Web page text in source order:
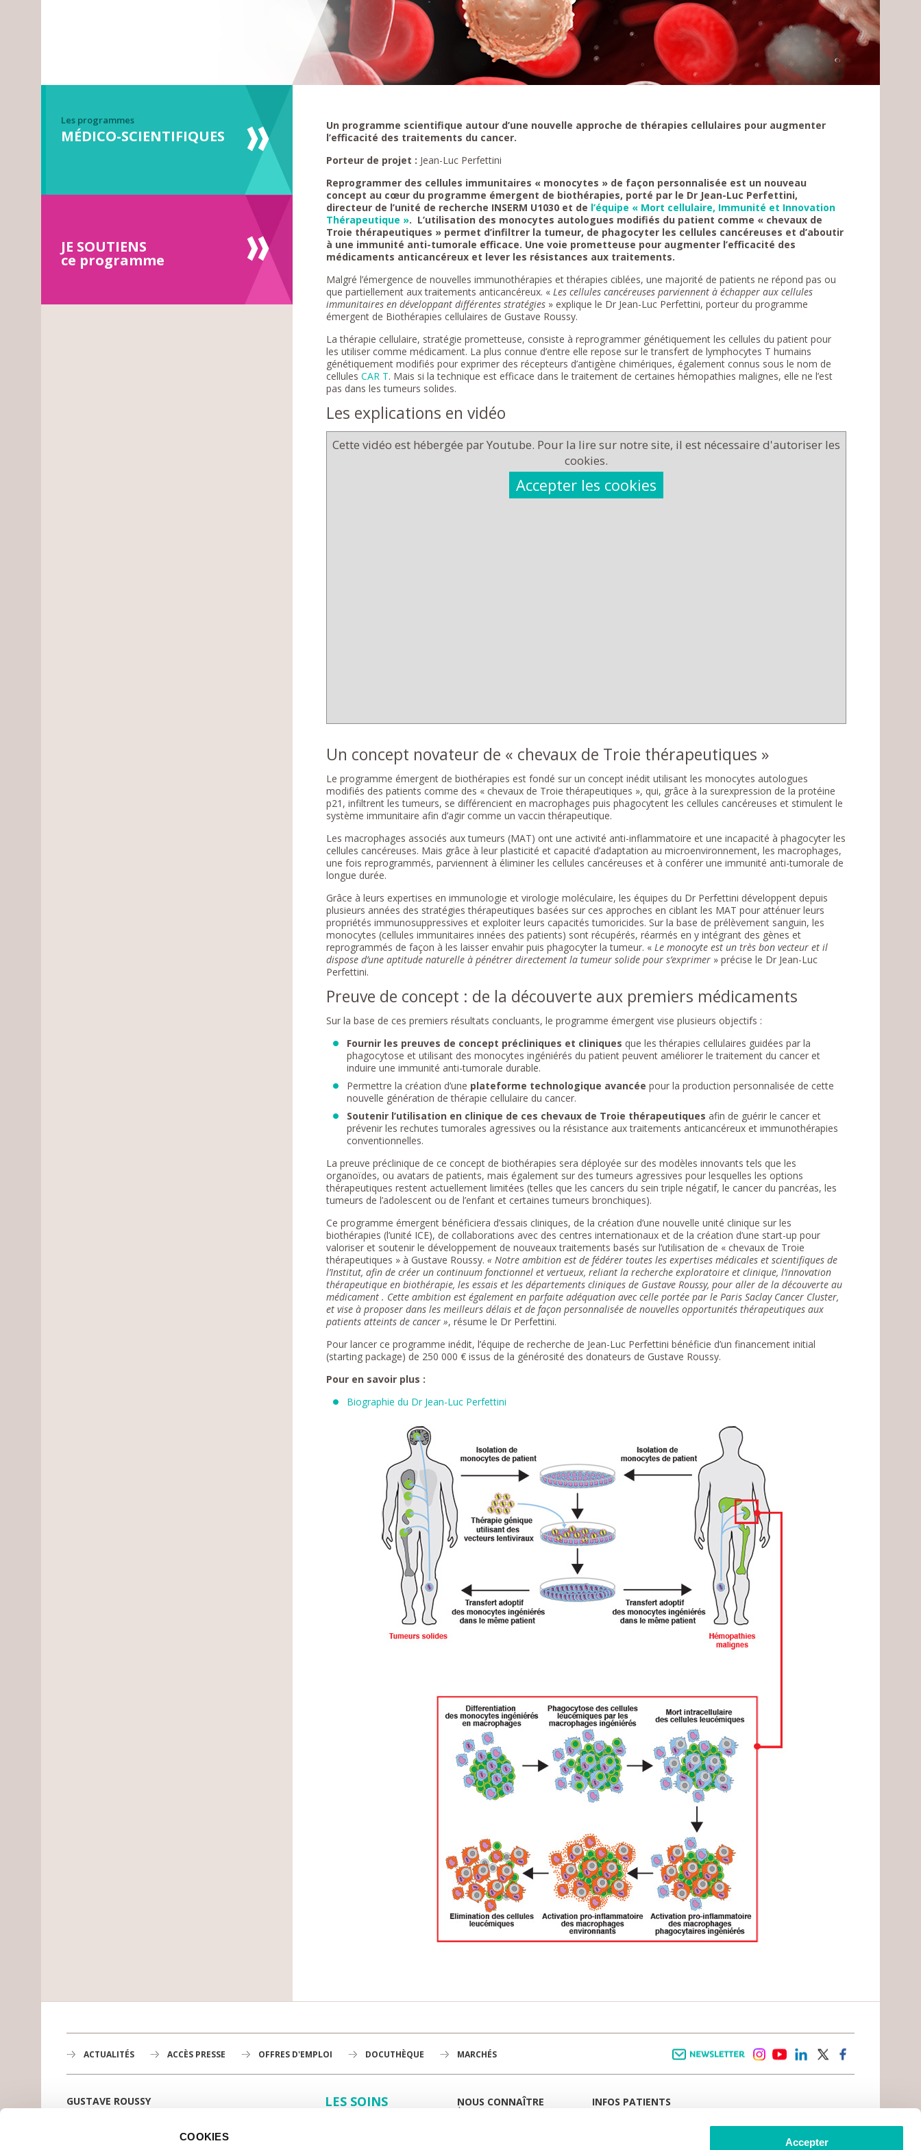
COOKIES Accepter
Les programmes
MÉDICO-SCIENTIFIQUES
JE SOUTIENS
ce programme
Un programme scientifique autour d’une nouvelle approche de thérapies cellulaires pour augmenter
l’efficacité des traitements du cancer.
Porteur de projet : Jean-Luc Perfettini
Reprogrammer des cellules immunitaires « monocytes » de façon personnalisée est un nouveau
concept au cœur du programme émergent de biothérapies, porté par le Dr Jean-Luc Perfettini,
directeur de l’unité de recherche INSERM U1030 et de l’équipe « Mort cellulaire, Immunité et Innovation
Thérapeutique ». L’utilisation des monocytes autologues modifiés du patient comme « chevaux de
Troie thérapeutiques » permet d’infiltrer la tumeur, de phagocyter les cellules cancéreuses et d’aboutir
à une immunité anti-tumorale efficace. Une voie prometteuse pour augmenter l’efficacité des
médicaments anticancéreux et lever les résistances aux traitements.
Malgré l’émergence de nouvelles immunothérapies et thérapies ciblées, une majorité de patients ne répond pas ou
que partiellement aux traitements anticancéreux. « Les cellules cancéreuses parviennent à échapper aux cellules
immunitaires en développant différentes stratégies » explique le Dr Jean-Luc Perfettini, porteur du programme
émergent de Biothérapies cellulaires de Gustave Roussy.
La thérapie cellulaire, stratégie prometteuse, consiste à reprogrammer génétiquement les cellules du patient pour
les utiliser comme médicament. La plus connue d’entre elle repose sur le transfert de lymphocytes T humains
génétiquement modifiés pour exprimer des récepteurs d’antigène chimériques, également connus sous le nom de
cellulesCAR T. Mais si la technique est efficace dans le traitement de certaines hémopathies malignes, elle ne l’est
pas dans les tumeurs solides.
Les explications en vidéo
Cette vidéo est hébergée par Youtube. Pour la lire sur notre site, il est nécessaire d'autoriser les
cookies.
Accepter les cookies
Un concept novateur de « chevaux de Troie thérapeutiques »
Le programme émergent de biothérapies est fondé sur un concept inédit utilisant les monocytes autologues
modifiés des patients comme des « chevaux de Troie thérapeutiques », qui, grâce à la surexpression de la protéine
p21, infiltrent les tumeurs, se différencient en macrophages puis phagocytent les cellules cancéreuses et stimulent le
système immunitaire afin d’agir comme un vaccin thérapeutique.
Les macrophages associés aux tumeurs (MAT) ont une activité anti-inflammatoire et une incapacité à phagocyter les
cellules cancéreuses. Mais grâce à leur plasticité et capacité d’adaptation au microenvironnement, les macrophages,
une fois reprogrammés, parviennent à éliminer les cellules cancéreuses et à conférer une immunité anti-tumorale de
longue durée.
Grâce à leurs expertises en immunologie et virologie moléculaire, les équipes du Dr Perfettini développent depuis
plusieurs années des stratégies thérapeutiques basées sur ces approches en ciblant les MAT pour atténuer leurs
propriétés immunosuppressives et exploiter leurs capacités tumoricides. Sur la base de prélèvement sanguin, les
monocytes (cellules immunitaires innées des patients) sont récupérés, réarmés en y intégrant des gènes et
reprogrammés de façon à les laisser envahir puis phagocyter la tumeur. « Le monocyte est un très bon vecteur et il
dispose d’une aptitude naturelle à pénétrer directement la tumeur solide pour s’exprimer » précise le Dr Jean-Luc
Perfettini.
Preuve de concept : de la découverte aux premiers médicaments
Sur la base de ces premiers résultats concluants, le programme émergent vise plusieurs objectifs :
Fournir les preuves de concept précliniques et cliniques que les thérapies cellulaires guidées par la
phagocytose et utilisant des monocytes ingéniérés du patient peuvent améliorer le traitement du cancer et
induire une immunité anti-tumorale durable.
Permettre la création d’une plateforme technologique avancée pour la production personnalisée de cette
nouvelle génération de thérapie cellulaire du cancer.
Soutenir l’utilisation en clinique de ces chevaux de Troie thérapeutiques afin de guérir le cancer et
prévenir les rechutes tumorales agressives ou la résistance aux traitements anticancéreux et immunothérapies
conventionnelles.
La preuve préclinique de ce concept de biothérapies sera déployée sur des modèles innovants tels que les
organoïdes, ou avatars de patients, mais également sur des tumeurs agressives pour lesquelles les options
thérapeutiques restent actuellement limitées (telles que les cancers du sein triple négatif, le cancer du pancréas, les
tumeurs de l’adolescent ou de l’enfant et certaines tumeurs bronchiques).
Ce programme émergent bénéficiera d’essais cliniques, de la création d’une nouvelle unité clinique sur les
biothérapies (l’unité ICE), de collaborations avec des centres internationaux et de la création d’une start-up pour
valoriser et soutenir le développement de nouveaux traitements basés sur l’utilisation de « chevaux de Troie
thérapeutiques » à Gustave Roussy.« Notre ambition est de fédérer toutes les expertises médicales et scientifiques de
l’Institut, afin de créer un continuum fonctionnel et vertueux, reliant la recherche exploratoire et clinique, l’innovation
thérapeutique en biothérapie, les essais et les départements cliniques de Gustave Roussy, pour aller de la découverte au
médicament . Cette ambition est également en parfaite adéquation avec celle portée par le Paris Saclay Cancer Cluster,
et vise à proposer dans les meilleurs délais et de façon personnalisée de nouvelles opportunités thérapeutiques aux
patients atteints de cancer », résume le Dr Perfettini.
Pour lancer ce programme inédit, l’équipe de recherche de Jean-Luc Perfettini bénéficie d’un financement initial
(starting package) de 250 000 € issus de la générosité des donateurs de Gustave Roussy.
Pour en savoir plus :
Biographie du Dr Jean-Luc Perfettini
ACTUALITÉS ACCÈS PRESSE OFFRES D'EMPLOI DOCUTHÈQUE MARCHÉS
GUSTAVE ROUSSY
LES SOINS
NOUS CONNAÎTRE
À LA UNE
INFOS PATIENTS